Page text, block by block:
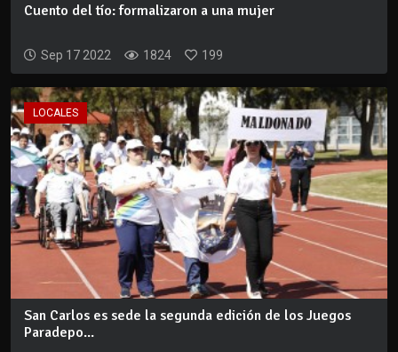
Cuento del tío: formalizaron a una mujer
Sep 17 2022 1824 199
LOCALES
San Carlos es sede la segunda edición de los Juegos
Paradepo...